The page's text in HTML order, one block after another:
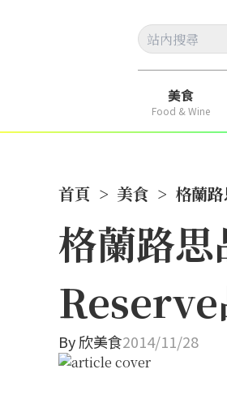
美食
Food & Wine
首頁 > 美食 > 格蘭
格蘭路
Reserve
By欣美食2014/11/28